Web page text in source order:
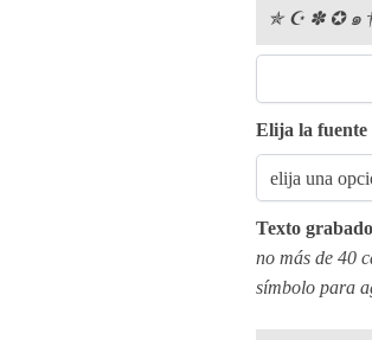
✯︎ ☪︎ ✽︎ ✪︎ ๑︎
Elija la fuente
Texto
no más de 40
símbolo para